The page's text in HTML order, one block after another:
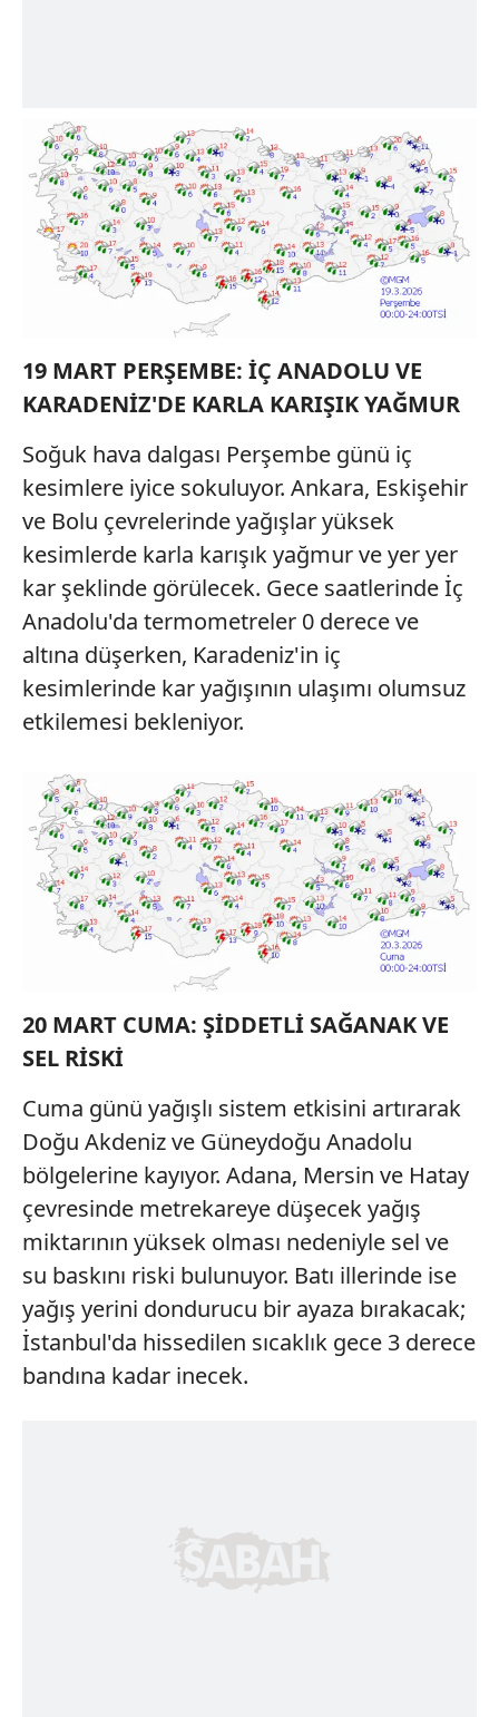
19 MART PERŞEMBE: İÇ ANADOLU VE
KARADENİZ'DE KARLA KARIŞIK YAĞMUR
Soğuk hava dalgası Perşembe günü iç
kesimlere iyice sokuluyor. Ankara, Eskişehir
ve Bolu çevrelerinde yağışlar yüksek
kesimlerde karla karışık yağmur ve yer yer
kar şeklinde görülecek. Gece saatlerinde İç
Anadolu'da termometreler 0 derece ve
altına düşerken, Karadeniz'in iç
kesimlerinde kar yağışının ulaşımı olumsuz
etkilemesi bekleniyor.
20 MART CUMA: ŞİDDETLİ SAĞANAK VE
SEL RİSKİ
Cuma günü yağışlı sistem etkisini artırarak
Doğu Akdeniz ve Güneydoğu Anadolu
bölgelerine kayıyor. Adana, Mersin ve Hatay
çevresinde metrekareye düşecek yağış
miktarının yüksek olması nedeniyle sel ve
su baskını riski bulunuyor. Batı illerinde ise
yağış yerini dondurucu bir ayaza bırakacak;
İstanbul'da hissedilen sıcaklık gece 3 derece
bandına kadar inecek.